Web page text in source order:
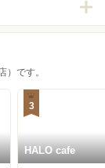
）です。
3
HALO cafe